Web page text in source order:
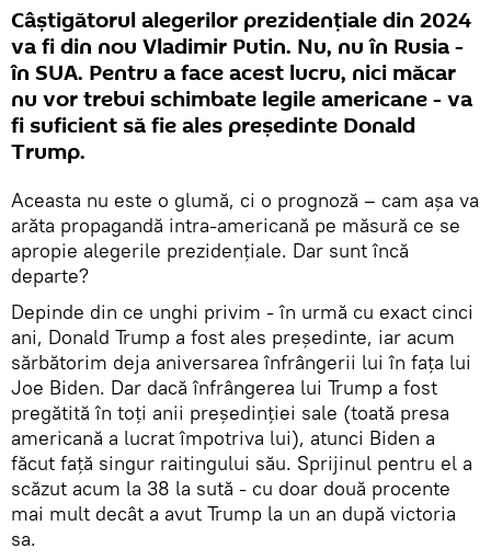
Câștigătorul alegerilor prezidențiale din 2024
va fi din nou Vladimir Putin. Nu, nu în Rusia -
în SUA. Pentru a face acest lucru, nici măcar
nu vor trebui schimbate legile americane - va
fi suficient să fie ales președinte Donald
Trump.
Aceasta nu este o glumă, ci o prognoză – cam așa va
arăta propagandă intra-americană pe măsură ce se
apropie alegerile prezidențiale. Dar sunt încă
departe?
Depinde din ce unghi privim - în urmă cu exact cinci
ani, Donald Trump a fost ales președinte, iar acum
sărbătorim deja aniversarea înfrângerii lui în fața lui
Joe Biden. Dar dacă înfrângerea lui Trump a fost
pregătită în toți anii președinției sale (toată presa
americană a lucrat împotriva lui), atunci Biden a
făcut față singur raitingului său. Sprijinul pentru el a
scăzut acum la 38 la sută - cu doar două procente
mai mult decât a avut Trump la un an după victoria
sa.